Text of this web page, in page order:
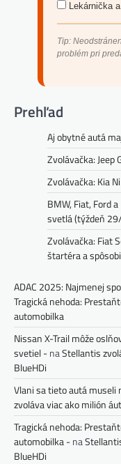
Lekárnička
Tip:
problém pri
Prehľad
Aj obytné autá
Zvolávačka:
Zvolávačka: Kia
BMW, Fiat, Ford
svetlá (týždeň
Zvolávačka: Fiat
štartéra a
ADAC 2025: Najmenej
Tragická nehoda:
automobilka
Nissan X-Trail môže
svetiel -naStellantis
BlueHDi
Vlani sa tieto autá museli
zvoláva viac ako milión
Tragická nehoda:
automobilka -na
BlueHDi